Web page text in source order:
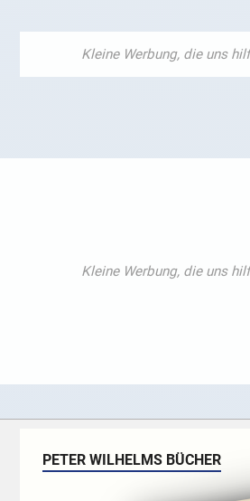
PETER WILHELMS BÜCHER